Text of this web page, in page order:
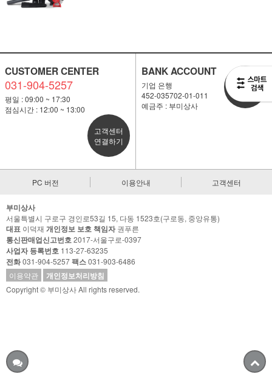
CUSTOMER CENTER
031-904-5257
평일 : 09:00 ~ 17:30
점심시간 : 12:00 ~ 13:00
고객센터
연결하기
BANK ACCOUNT
기업 은행
452-035702-01-011
예금주 : 부미상사
비회원
1:1 문의
PC 버전 이용안내 고객센터
부미상사
서울특별시 구로구 경인로53길 15, 다동 1523호(구로동, 중앙유통)
대표 이덕재 개인정보 보호 책임자권푸른
통신판매업신고번호2017-서울구로-0397
사업자 등록번호 113-27-63235
전화031-904-5257팩스031-903-6486
이용약관
개인정보처리방침
Copyright © 부미상사 All rights reserved.